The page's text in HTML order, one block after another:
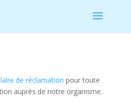
de réclamation pour toute
auprès de notre organisme.